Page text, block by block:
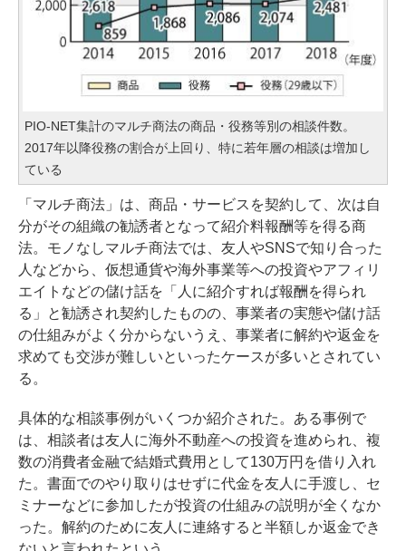
PIO-NET集計のマルチ商法の商品・役務等別の相談件数。
2017年以降役務の割合が上回り、特に若年層の相談は増加し
ている
「マルチ商法」は、商品・サービスを契約して、次は自
分がその組織の勧誘者となって紹介料報酬等を得る商
法。モノなしマルチ商法では、友人やSNSで知り合った
人などから、仮想通貨や海外事業等への投資やアフィリ
エイトなどの儲け話を「人に紹介すれば報酬を得られ
る」と勧誘され契約したものの、事業者の実態や儲け話
の仕組みがよく分からないうえ、事業者に解約や返金を
求めても交渉が難しいといったケースが多いとされてい
る。
具体的な相談事例がいくつか紹介された。ある事例で
は、相談者は友人に海外不動産への投資を進められ、複
数の消費者金融で結婚式費用として130万円を借り入れ
た。書面でのやり取りはせずに代金を友人に手渡し、セ
ミナーなどに参加したが投資の仕組みの説明が全くなか
った。解約のために友人に連絡すると半額しか返金でき